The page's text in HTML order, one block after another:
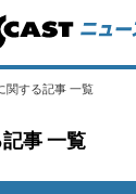
関する記事 一覧
事 一覧